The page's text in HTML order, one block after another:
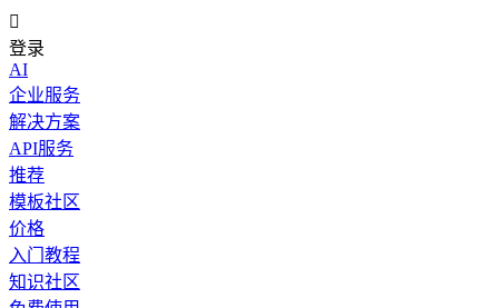

登录
AI
企业服务
解决方案
API服务
推荐
模板社区
价格
入门教程
知识社区